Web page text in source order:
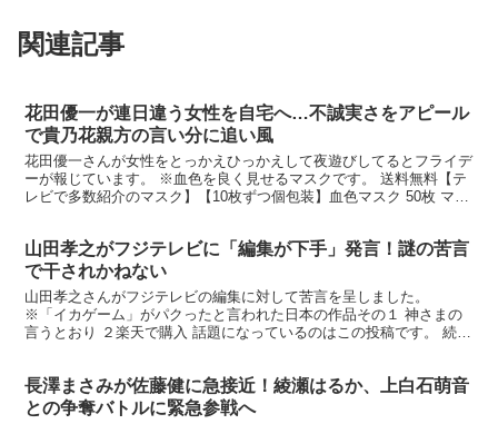
関連記事
花田優一が連日違う女性を自宅へ…不誠実さをアピール
で貴乃花親方の言い分に追い風
花田優一さんが女性をとっかえひっかえして夜遊びしてるとフライデ
ーが報じています。 ※血色を良く見せるマスクです。 送料無料【テ
レビで多数紹介のマスク】【10枚ずつ個包装】血色マスク 50枚 マ
山田孝之がフジテレビに「編集が下手」発言！謎の苦言
で干されかねない
山田孝之さんがフジテレビの編集に対して苦言を呈しました。
※「イカゲーム」がパクったと言われた日本の作品その１ 神さまの
言うとおり ２楽天で購入 話題になっているのはこの投稿です。 続け
長澤まさみが佐藤健に急接近！綾瀬はるか、上白石萌音
との争奪バトルに緊急参戦へ